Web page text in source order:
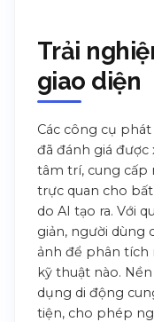
Trải
giao diện
Các công cụ
đã đánh giá
tâm trí, cung cấp
trực quan cho
do AI tạo ra. Với
giản, người dùng
ảnh để phân tích
kỹ thuật nào.
dụng di động
tiện, cho phép